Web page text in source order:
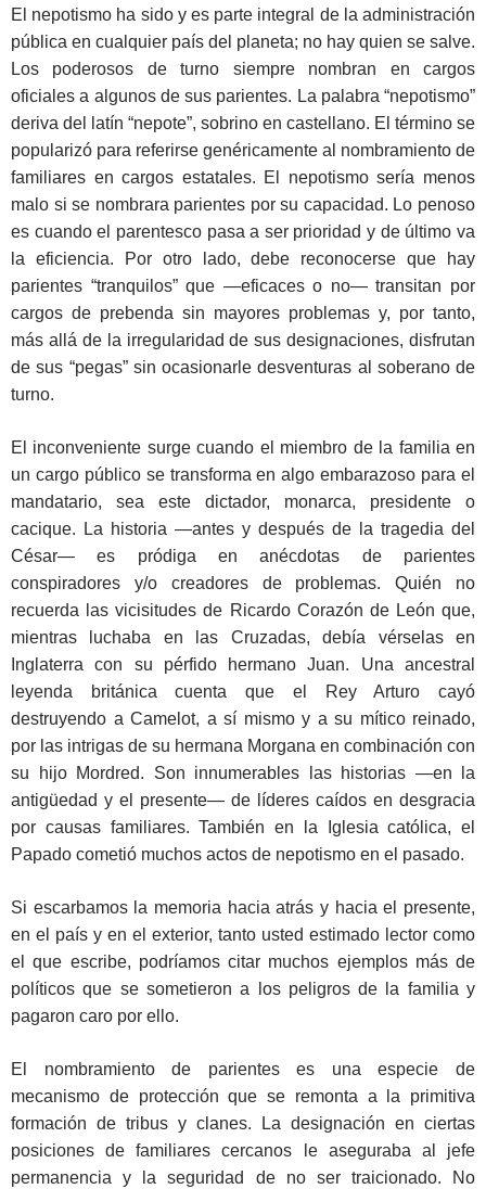
El nepotismo ha sido y es parte integral de la administración
pública en cualquier país del planeta; no hay quien se salve.
Los poderosos de turno siempre nombran en cargos
oficiales a algunos de sus parientes. La palabra “nepotismo”
deriva del latín “nepote”, sobrino en castellano. El término se
popularizó para referirse genéricamente al nombramiento de
familiares en cargos estatales. El nepotismo sería menos
malo si se nombrara parientes por su capacidad. Lo penoso
es cuando el parentesco pasa a ser prioridad y de último va
la eficiencia. Por otro lado, debe reconocerse que hay
parientes “tranquilos” que —eficaces o no— transitan por
cargos de prebenda sin mayores problemas y, por tanto,
más allá de la irregularidad de sus designaciones, disfrutan
de sus “pegas” sin ocasionarle desventuras al soberano de
turno.
El inconveniente surge cuando el miembro de la familia en
un cargo público se transforma en algo embarazoso para el
mandatario, sea este dictador, monarca, presidente o
cacique. La historia —antes y después de la tragedia del
César— es pródiga en anécdotas de parientes
conspiradores y/o creadores de problemas. Quién no
recuerda las vicisitudes de Ricardo Corazón de León que,
mientras luchaba en las Cruzadas, debía vérselas en
Inglaterra con su pérfido hermano Juan. Una ancestral
leyenda británica cuenta que el Rey Arturo cayó
destruyendo a Camelot, a sí mismo y a su mítico reinado,
por las intrigas de su hermana Morgana en combinación con
su hijo Mordred. Son innumerables las historias —en la
antigüedad y el presente— de líderes caídos en desgracia
por causas familiares. También en la Iglesia católica, el
Papado cometió muchos actos de nepotismo en el pasado.
Si escarbamos la memoria hacia atrás y hacia el presente,
en el país y en el exterior, tanto usted estimado lector como
el que escribe, podríamos citar muchos ejemplos más de
políticos que se sometieron a los peligros de la familia y
pagaron caro por ello.
El nombramiento de parientes es una especie de
mecanismo de protección que se remonta a la primitiva
formación de tribus y clanes. La designación en ciertas
posiciones de familiares cercanos le aseguraba al jefe
permanencia y la seguridad de no ser traicionado. No